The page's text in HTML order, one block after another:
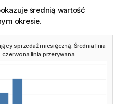
średnią wartość
okresie.
sprzedaż miesięczną. Średnia linia
linia przerywana.